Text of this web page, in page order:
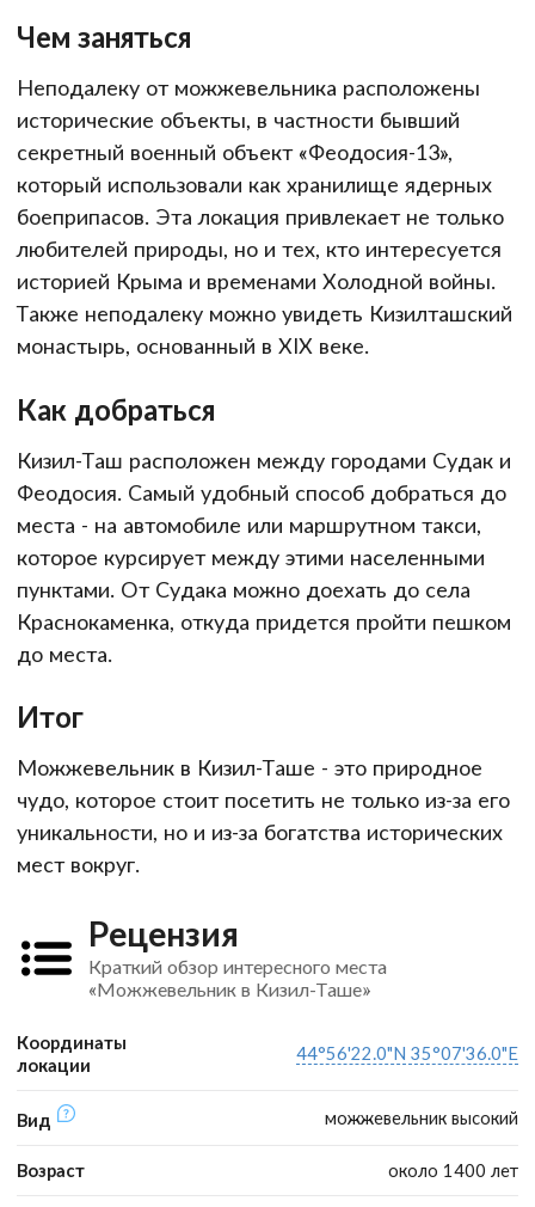
Чем заняться
Неподалеку от можжевельника расположены
исторические объекты, в частности бывший
секретный военный объект «Феодосия-13»,
который использовали как хранилище ядерных
боеприпасов. Эта локация привлекает не только
любителей природы, но и тех, кто интересуется
историей Крыма и временами Холодной войны.
Также неподалеку можно увидеть Кизилташский
монастырь, основанный в XIX веке.
Как добраться
Кизил-Таш расположен между городами Судак и
Феодосия. Самый удобный способ добраться до
места - на автомобиле или маршрутном такси,
которое курсирует между этими населенными
пунктами. От Судака можно доехать до села
Краснокаменка, откуда придется пройти пешком
до места.
Итог
Можжевельник в Кизил-Таше - это природное
чудо, которое стоит посетить не только из-за его
уникальности, но и из-за богатства исторических
мест вокруг.
Рецензия
Краткий обзор интересного места
«Можжевельник в Кизил-Таше»
Координаты
локации
44°56'22.0"N 35°07'36.0"E
Вид можжевельник высокий
Возраст около 1400 лет